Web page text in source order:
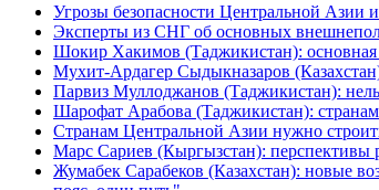
Угрозы безопасности Центральной Азии
Эксперты из СНГ об основных
Шокир Хакимов (Таджикистан): основная
Мухит-Ардагер Сыдыкназаров
Парвиз Муллоджанов (Таджикистан):
Шарофат Арабова (Таджикистан):
Странам Центральной Азии нужно
Марс Сариев (Кыргызстан): перспективы
Жумабек Сарабеков (Казахстан): новые